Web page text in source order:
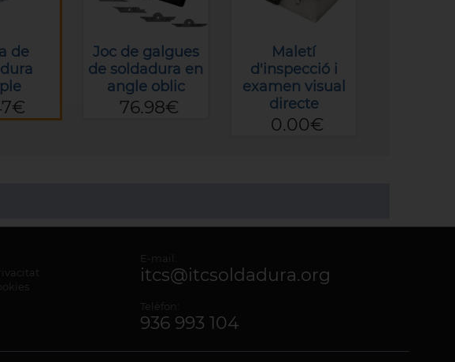
de
Joc de galgues
de soldadura en
angle oblic
76.98€
Maletí
d'inspecció i
examen visual
directe
0.00€
E-mail:
itcs@itcsoldadura.org
Telèfon:
936 993 104